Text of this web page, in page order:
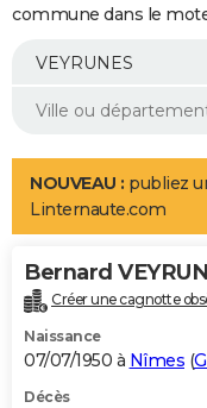
Essais
Réserver un essai
Citadines
Berlines
SUV
Forum auto
+
Mobiles
Meilleur smartphone
Internet
Ordinateurs
Jeux vidéo
Guide high-tech
Aménagement intérieur
LIFESTYLE
Art de vivre
Bien-être
Loisirs
Mode
Modes de vie
Alimentation
Guide de la santé
Maladies
Médicaments
Sommeil
VOYAGE
Destinations
City break
Voyage nature
Voyage de noces
Forum
Climat
+PHOTO
GUIDES D'ACHAT
commune dans le
NOUVEAU : publiez
Linternaute.com
Bernard
Créer une cagnotte
Naissance
07/07/1950 à Nîmes (
Décès